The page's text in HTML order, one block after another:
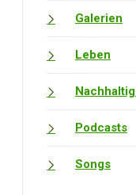
Galerien
Leben
Podcasts
Songs